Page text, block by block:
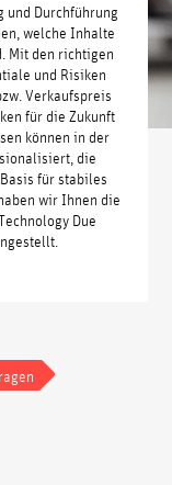
Durchführung
welche Inhalte
Mit den richtigen
und Risiken
Verkaufspreis
für die Zukunft
können in der
die
für stabiles
wir Ihnen die
Due